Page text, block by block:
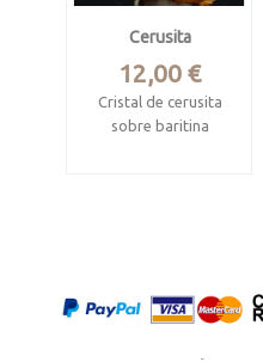
Cerusita
Precio
12,00 €
Cristal de cerusita
sobre baritina